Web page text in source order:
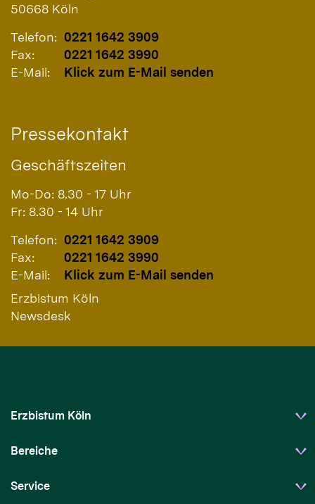
50668 Köln
Telefon: 0221 1642 3909
Fax:
0221 1642 3990
E-Mail:
Klick zum E-Mail senden
Pressekontakt
Geschäftszeiten
Mo-Do: 8.30 - 17 Uhr
Fr: 8.30 - 14 Uhr
Telefon: 0221 1642 3909
Fax:
0221 1642 3990
E-Mail:
Klick zum E-Mail senden
Erzbistum Köln
Newsdesk
Erzbistum Köln
Bereiche
Service